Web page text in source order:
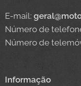
E-mail:
Número de
Número de
Informação